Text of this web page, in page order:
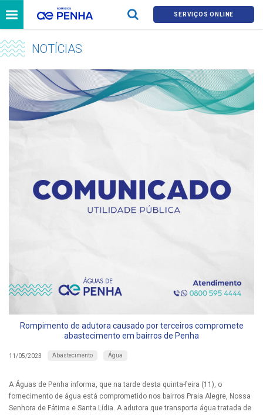
SERVIÇOS ONLINE
NOTÍCIAS
Rompimento de adutora causado por terceiros compromete
abastecimento em bairros de Penha
11/05/2023 Abastecimento Água
A Águas de Penha informa, que na tarde desta quinta-feira (11), o
fornecimento de água está comprometido nos bairros Praia Alegre, Nossa
Senhora de Fátima e Santa Lídia. A adutora que transporta água tratada de